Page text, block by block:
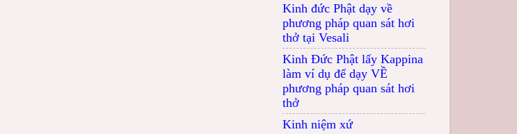
Kinh đức Phật dạy về
phương pháp quan sát hơi
thở tại Vesali
Kinh Đức Phật lấy Kappina
làm ví dụ để dạy VỀ
phương pháp quan sát hơi
thở
Kinh niệm xứ